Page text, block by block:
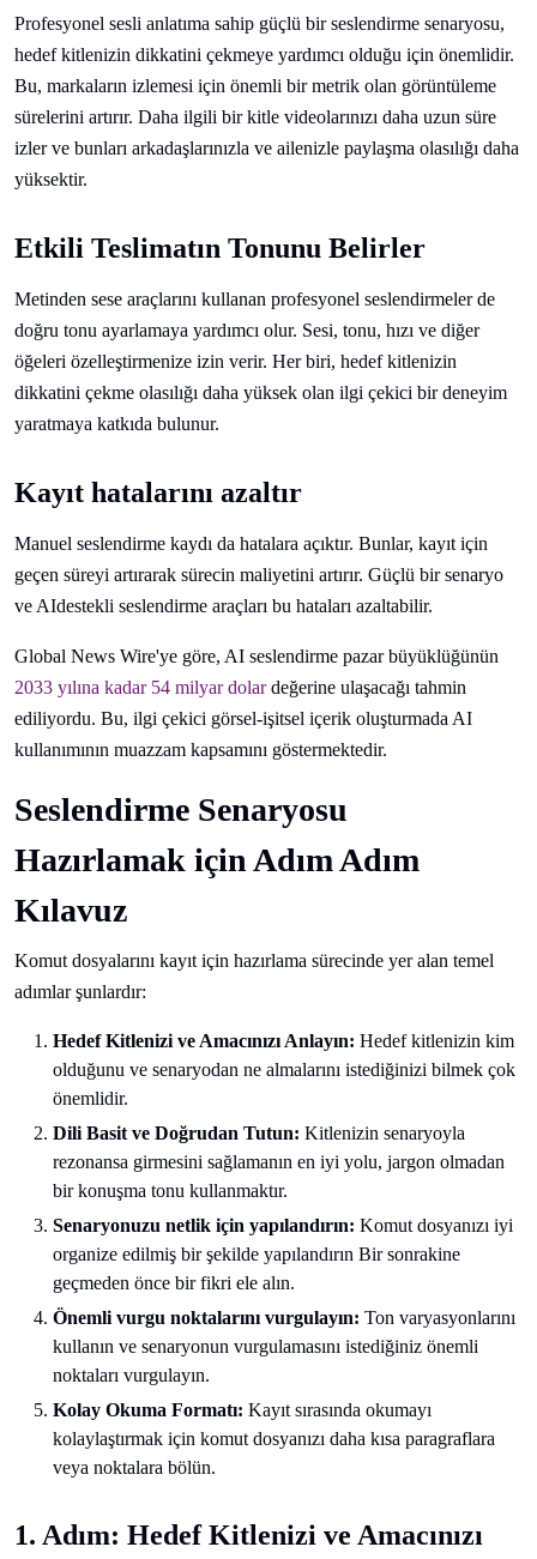
Profesyonel sesli anlatıma sahip güçlü bir seslendirme senaryosu,
hedef kitlenizin dikkatini çekmeye yardımcı olduğu için önemlidir.
Bu, markaların izlemesi için önemli bir metrik olan görüntüleme
sürelerini artırır. Daha ilgili bir kitle videolarınızı daha uzun süre
izler ve bunları arkadaşlarınızla ve ailenizle paylaşma olasılığı daha
yüksektir.
Etkili Teslimatın Tonunu Belirler
Metinden sese araçlarını kullanan profesyonel seslendirmeler de
doğru tonu ayarlamaya yardımcı olur. Sesi, tonu, hızı ve diğer
öğeleri özelleştirmenize izin verir. Her biri, hedef kitlenizin
dikkatini çekme olasılığı daha yüksek olan ilgi çekici bir deneyim
yaratmaya katkıda bulunur.
Kayıt hatalarını azaltır
Manuel seslendirme kaydı da hatalara açıktır. Bunlar, kayıt için
geçen süreyi artırarak sürecin maliyetini artırır. Güçlü bir senaryo
ve AIdestekli seslendirme araçları bu hataları azaltabilir.
Global News Wire'ye göre, AI seslendirme pazar büyüklüğünün
2033 yılına kadar 54 milyar dolardeğerine ulaşacağı tahmin
ediliyordu. Bu, ilgi çekici görsel-işitsel içerik oluşturmada AI
kullanımının muazzam kapsamını göstermektedir.
Seslendirme Senaryosu
Hazırlamak için Adım Adım
Kılavuz
Komut dosyalarını kayıt için hazırlama sürecinde yer alan temel
adımlar şunlardır:
Hedef Kitlenizi ve Amacınızı Anlayın: Hedef kitlenizin kim
olduğunu ve senaryodan ne almalarını istediğinizi bilmek çok
önemlidir.
Dili Basit ve Doğrudan Tutun: Kitlenizin senaryoyla
rezonansa girmesini sağlamanın en iyi yolu, jargon olmadan
bir konuşma tonu kullanmaktır.
Senaryonuzu netlik için yapılandırın: Komut dosyanızı iyi
organize edilmiş bir şekilde yapılandırın Bir sonrakine
geçmeden önce bir fikri ele alın.
Önemli vurgu noktalarını vurgulayın: Ton varyasyonlarını
kullanın ve senaryonun vurgulamasını istediğiniz önemli
noktaları vurgulayın.
Kolay Okuma Formatı: Kayıt sırasında okumayı
kolaylaştırmak için komut dosyanızı daha kısa paragraflara
veya noktalara bölün.
1. Adım: Hedef Kitlenizi ve Amacınızı